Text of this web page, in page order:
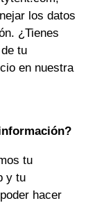
los datos
¿Tienes
tu
en nuestra
tu
y tu
hacer